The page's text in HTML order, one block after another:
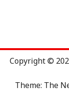
Copyright ©
Theme: The